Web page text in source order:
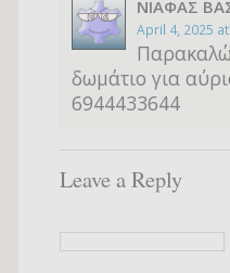
ΝΙΑΦΑΣ
April 4, 2025
Παρακαλώ
δωμάτιο για
6944433644
Leave a Reply